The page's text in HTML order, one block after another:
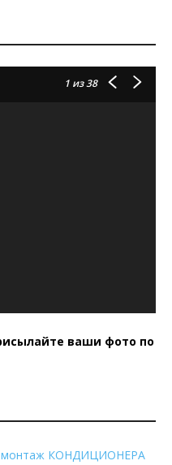
1 из 38
ваши фото по
КОНДИЦИОНЕРА